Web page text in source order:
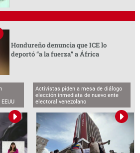
Hondureño denuncia que ICE lo
deportó “a la fuerza” a África
Activistas piden a mesa de diálogo
elección inmediata de nuevo ente
electoral venezolano